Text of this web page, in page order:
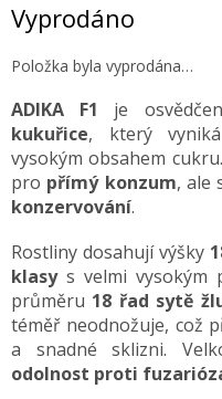
cena:
Vyprodáno
Položka byla vyprodána…
ADIKA F1 je
kukuřice, který
vysokým obsahem
pro přímý konzum, ale
konzervování.
Rostliny dosahují výšky
klasys velmi vysokým
průměru 18 řad sytě
téměř neodnožuje, což
a snadné sklizni.
odolnost proti